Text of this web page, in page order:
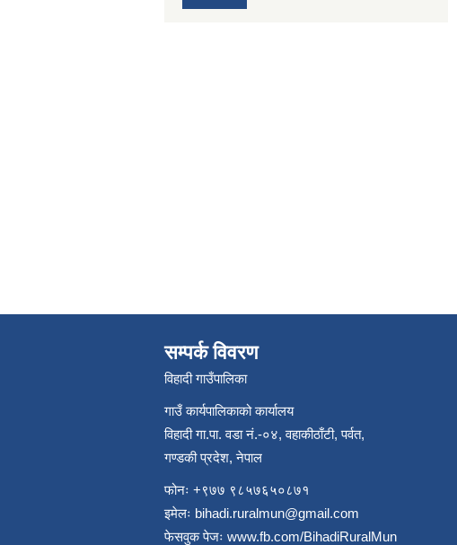
सम्पर्क विवरण
विहादी गाउँपालिका
गाउँ कार्यपालिकाको कार्यालय
विहादी गा.पा. वडा नं.-०४, वहाकीठाँटी, पर्वत,
गण्डकी प्रदेश, नेपाल
फोनः +९७७ ९८५७६५०८७१
इमेलः bihadi.ruralmun@gmail.com
फेसवुक पेजः www.fb.com/BihadiRuralMun